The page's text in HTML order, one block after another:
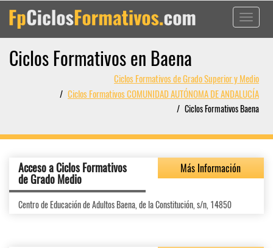
Toggle
Ciclos Formativos en Baena
Ciclos Formativos de Grado Superior y Medio
Ciclos Formativos COMUNIDAD AUTÓNOMA DE ANDALUCÍA
Ciclos Formativos Baena
Acceso a Ciclos Formativos
de Grado Medio
Más Información
Centro de Educación de Adultos Baena, de la Constitución, s/n, 14850